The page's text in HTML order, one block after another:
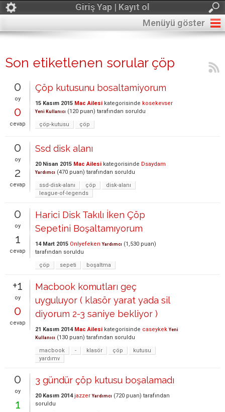
Giriş Yap | Kayıt ol
Menüyü göster
Son etiketlenen sorular çöp
0
oy
0
cevap
Çöp kutusunu bosaltamiyorum
15 Kasım 2015 Mac Ailesi kategorisinde kosekevser
Yeni Kullanıcı (120 puan) tarafından soruldu
çöp-kutusu
çöp
0
oy
2
cevap
Ssd disk alanı
20 Nisan 2015 Mac Ailesi kategorisinde Dsaydam
Yardımcı (470 puan) tarafından soruldu
ssd-disk-alanı
çöp
disk-alanı
league-of-legends
0
oy
1
cevap
Harici Disk Takılı İken Çöp
Sepetini Boşaltamıyorum
14 Mart 2015 Onlyefeken Yardımcı (1,530 puan)
tarafından soruldu
çöp
sepeti boşaltma
+1
oy
0
cevap
Macbook komutları geç
uyguluyor ( klasör yarat yada sil
diyorum 2-3 saniye bekliyor )
21 Kasım 2014 Mac Ailesi kategorisinde caseykek Yeni
Kullanıcı (130 puan) tarafından soruldu
macbook
- klasör çöp
kutusu
yardımv
0
oy
1
3 gündür çöp kutusu boşalamadı
20 Kasım 2014 jazzer Yardımcı (720 puan) tarafından
soruldu